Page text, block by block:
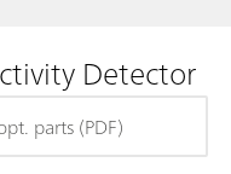
Detector
parts (PDF)